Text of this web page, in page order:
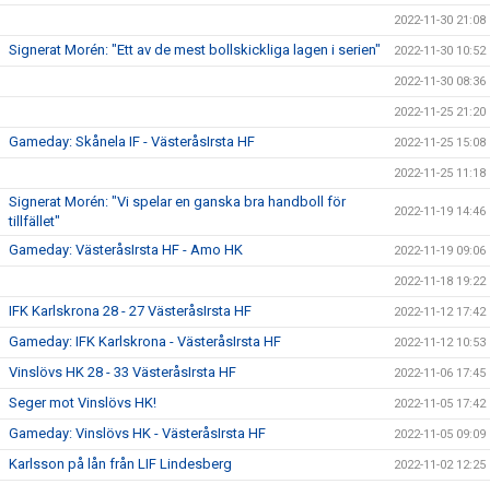
2022-11-30 21:08
Signerat Morén: "Ett av de mest bollskickliga lagen i serien" 2022-11-30 10:52
2022-11-30 08:36
2022-11-25 21:20
Gameday: Skånela IF - VästeråsIrsta HF 2022-11-25 15:08
2022-11-25 11:18
Signerat Morén: "Vi spelar en ganska bra handboll för
tillfället"
2022-11-19 14:46
Gameday: VästeråsIrsta HF - Amo HK 2022-11-19 09:06
2022-11-18 19:22
IFK Karlskrona 28 - 27 VästeråsIrsta HF 2022-11-12 17:42
Gameday: IFK Karlskrona - VästeråsIrsta HF 2022-11-12 10:53
Vinslövs HK 28 - 33 VästeråsIrsta HF 2022-11-06 17:45
Seger mot Vinslövs HK! 2022-11-05 17:42
Gameday: Vinslövs HK - VästeråsIrsta HF 2022-11-05 09:09
Karlsson på lån från LIF Lindesberg 2022-11-02 12:25